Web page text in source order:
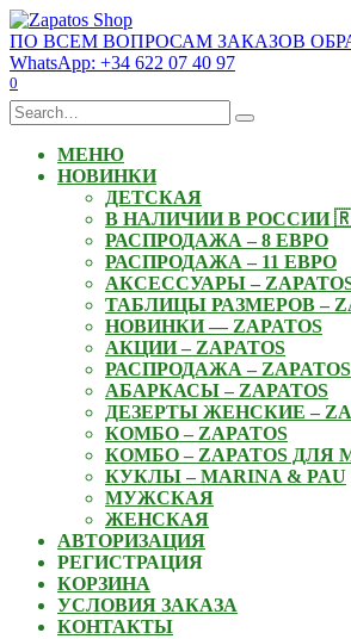
Skip
to
content
ПО ВСЕМ ВОПРОСАМ ЗАКАЗОВ
WhatsApp: +34 622 07 40 97
0
Search
for:
МЕНЮ
НОВИНКИ
ДЕТСКАЯ
В НАЛИЧИИ В РОССИИ
РАСПРОДАЖА – 8 ЕВРО
РАСПРОДАЖА – 11 ЕВРО
АКСЕССУАРЫ –
ТАБЛИЦЫ РАЗМЕРОВ –
НОВИНКИ — ZAPATOS
АКЦИИ – ZAPATOS
РАСПРОДАЖА – ZAPATOS
АБАРКАСЫ – ZAPATOS
ДЕЗЕРТЫ ЖЕНСКИЕ –
КОМБО – ZAPATOS
КОМБО – ZAPATOS
КУКЛЫ – MARINA & PAU
МУЖСКАЯ
ЖЕНСКАЯ
АВТОРИЗАЦИЯ
РЕГИСТРАЦИЯ
КОРЗИНА
УСЛОВИЯ ЗАКАЗА
КОНТАКТЫ